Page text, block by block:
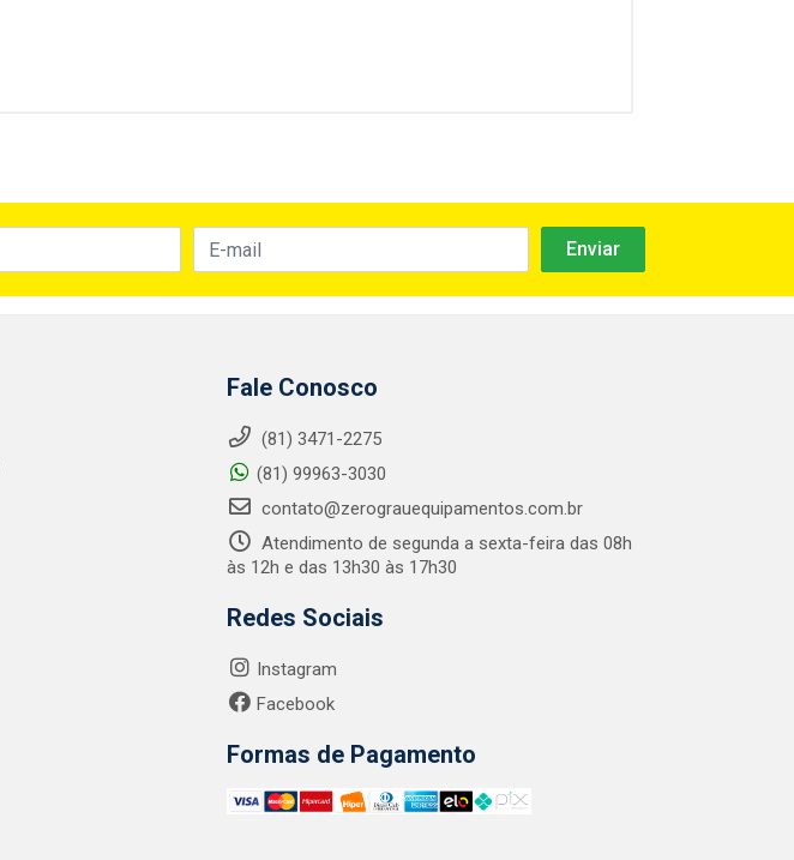
Fale Conosco
(81) 3471-2275
(81) 99963-3030
contato@zerograuequipamentos.com.br
Atendimento de segunda a sexta-feira das 08h
às 12h e das 13h30 às 17h30
Redes Sociais
Instagram
Facebook
Formas de Pagamento